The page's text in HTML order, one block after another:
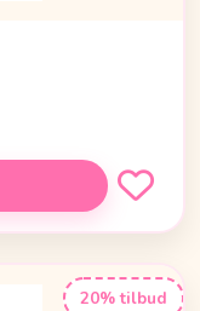
20% tilbud